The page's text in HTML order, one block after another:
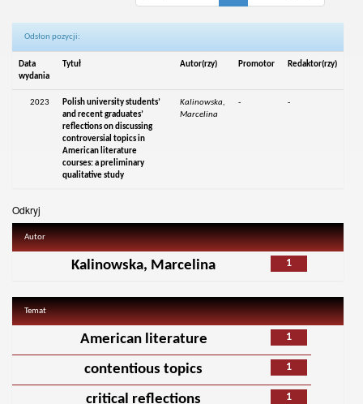
Odsłon pozycji:
Data
wydania
Tytuł Autor(rzy) Promotor Redaktor(rzy)
2023
Polish university students’
and recent graduates’
reflections on discussing
controversial topics in
American literature
courses: a preliminary
qualitative study
Kalinowska,
Marcelina
- -
Odkryj
Autor
1
Kalinowska, Marcelina
Temat
1
American literature
1
contentious topics
1
critical reflections